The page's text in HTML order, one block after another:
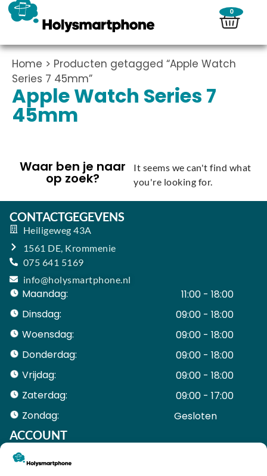
0
Home > Producten getagged “Apple Watch
Series 7 45mm”
Apple Watch Series 7
45mm
Waar ben je naar
op zoek?
It seems we can't find what
you're looking for.
CONTACTGEGEVENS
Heiligeweg 43A
1561 DE, Krommenie
075 641 5169
info@holysmartphone.nl
Maandag:
11:00 - 18:00
Dinsdag:
09:00 - 18:00
Woensdag:
09:00 - 18:00
Donderdag:
09:00 - 18:00
Vrijdag:
09:00 - 18:00
Zaterdag:
09:00 - 17:00
Zondag:
Gesloten ​ ​ ​ ​ ​ ​ ​
ACCOUNT
Bestellingen